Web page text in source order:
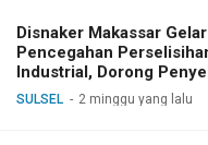
Disnaker Makassar
Pencegahan
Industrial, Dorong
Dialog
SULSEL 2 minggu yang lalu